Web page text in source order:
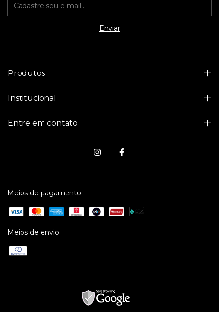
Produtos
Institucional
Entre em contato
Meios de pagamento
Meios de envio